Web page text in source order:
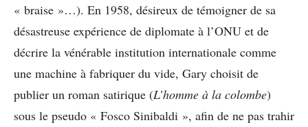
« braise »…). En 1958, désireux de témoigner de sa
désastreuse expérience de diplomate à l’ONU et de
décrire la vénérable institution internationale comme
une machine à fabriquer du vide, Gary choisit de
publier un roman satirique (L’homme à la colombe)
sous le pseudo « Fosco Sinibaldi », afin de ne pas trahir